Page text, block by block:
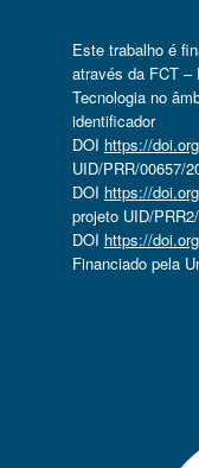
Este trabalho é
através da FCT –
Tecnologia no
identificador
DOI https://
UID/PRR/00657/
DOI https://
projeto UID/
DOI https://
Financiado pela